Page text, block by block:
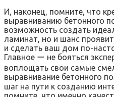
И, наконец, помните, что
выравниванию бетонного
возможность создать
ламинат, но и шанс
и сделать ваш дом по-
Главное ー не бояться
воплощать свои самые
выравнивание бетонного
шаг на пути к созданию